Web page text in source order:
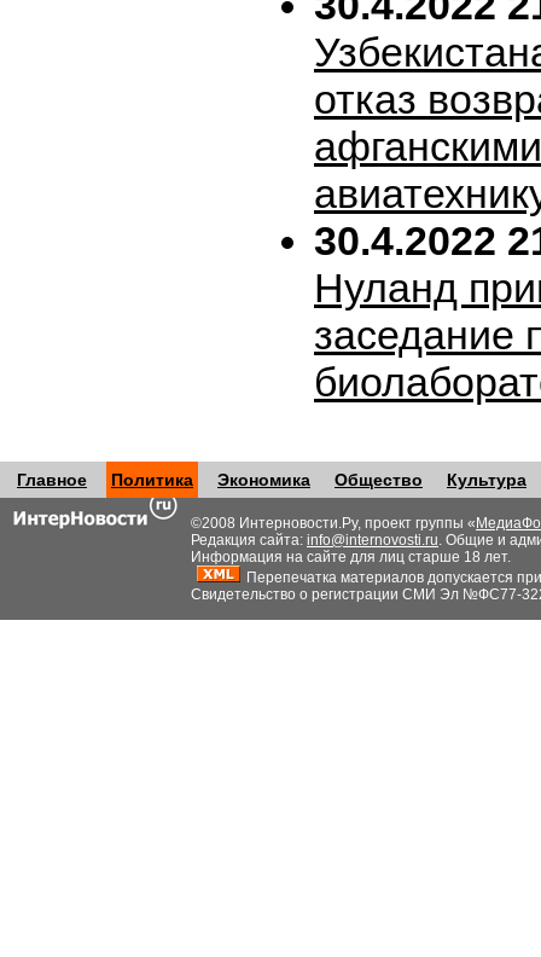
отказ
30.4.2022
Нуланд
заседание
Главное Политика Экономика Общество Культура
©2008 Интерновости.Ру, проект группы «
Редакция сайта: info@internovosti.ru. Общие и
Информация на сайте для лиц старше 18 лет.
Перепечатка материалов допускается
Свидетельство о регистрации СМИ Эл №ФС77-